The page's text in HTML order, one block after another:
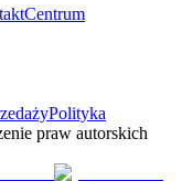
Centrum
Polityka
praw autorskich